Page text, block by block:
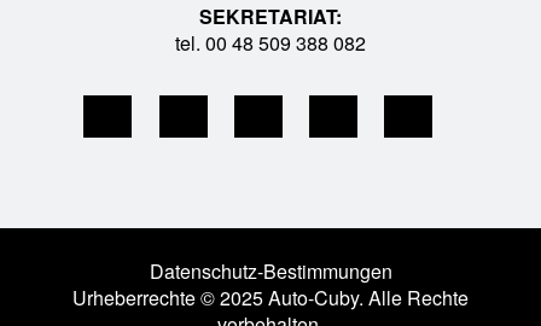
SEKRETARIAT:
tel. 00 48 509 388 082
Datenschutz-Bestimmungen
Urheberrechte © 2025 Auto-Cuby. Alle Rechte